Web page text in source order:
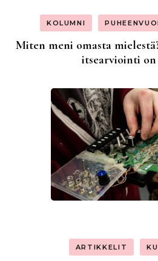
KOLUMNI
Miten meni omasta
itsearviointi on
ARTIKKELIT